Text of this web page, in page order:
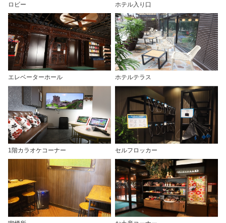
ロビー ホテル入り口
エレベーターホール ホテルテラス
1階カラオケコーナー セルフロッカー